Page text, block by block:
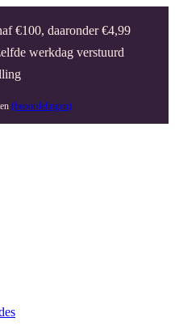
€100, daaronder €4,99
werkdag verstuurd
(beoordelingen)